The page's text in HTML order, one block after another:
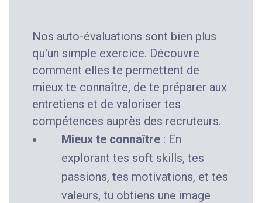
Nos auto-évaluations sont bien plus
qu'un simple exercice. Découvre
comment elles te permettent de
mieux te connaître, de te préparer aux
entretiens et de valoriser tes
compétences auprès des recruteurs.
Mieux te connaître : En
explorant tes soft skills, tes
passions, tes motivations, et tes
valeurs, tu obtiens une image